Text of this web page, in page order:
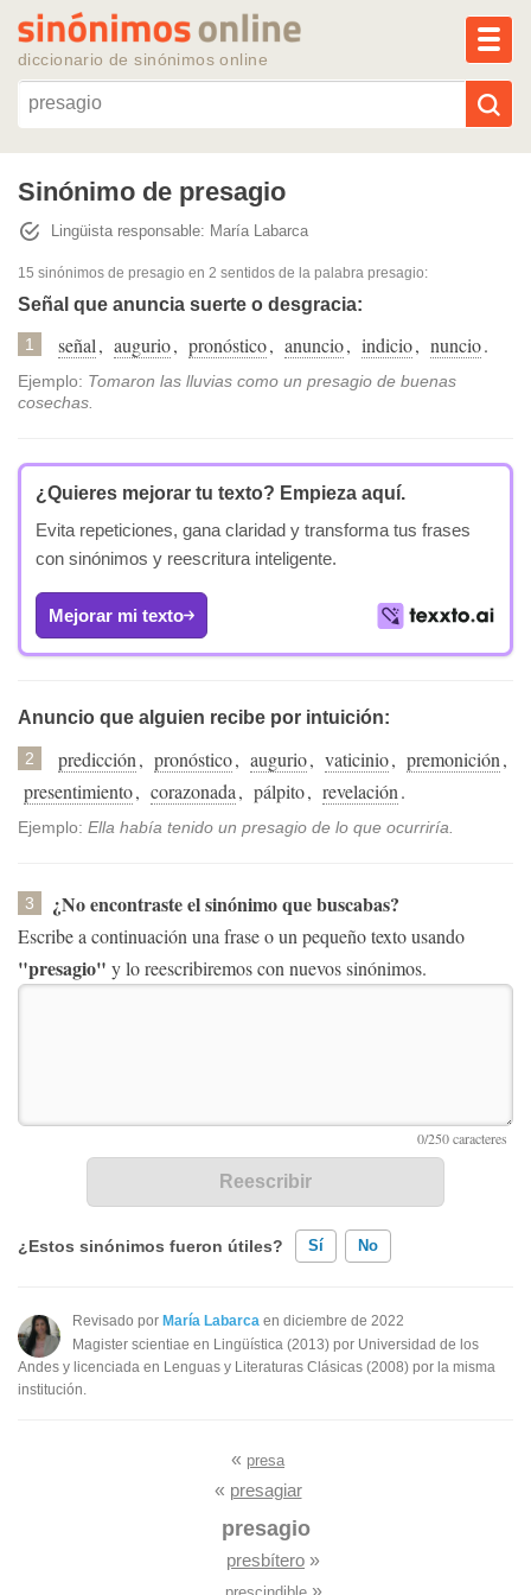
diccionario de sinónimos online
Reescribir texto con IA
Sinónimos populares
Temas populares
Temas recientes
Sinónimo de presagio
Lingüista responsable: María Labarca
15 sinónimos de presagio en 2 sentidos de la palabra presagio:
Señal que anuncia suerte o desgracia:
1 señal, augurio, pronóstico, anuncio, indicio, nuncio.
Ejemplo: Tomaron las lluvias como un presagio de buenas
cosechas.
¿Quieres mejorar tu texto? Empieza aquí.
Evita repeticiones, gana claridad y transforma tus frases
con sinónimos y reescritura inteligente.
Mejorar mi texto
Anuncio que alguien recibe por intuición:
2 predicción, pronóstico, augurio, vaticinio, premonición,
presentimiento, corazonada, pálpito, revelación.
Ejemplo: Ella había tenido un presagio de lo que ocurriría.
3 ¿No encontraste el sinónimo que buscabas?
Escribe a continuación una frase o un pequeño texto usando
"presagio" y lo reescribiremos con nuevos sinónimos.
¿Estos sinónimos fueron útiles? Sí No
Existen sinónimos incorrectos
Ninguno de los sinónimos presentados me ayudó
Revisado por María Labarca en diciembre de 2022
Magister scientiae en Lingüística (2013) por Universidad de los
Andes y licenciada en Lenguas y Literaturas Clásicas (2008) por la misma
institución.
« presa
« presagiar
presagio
presbítero »
»